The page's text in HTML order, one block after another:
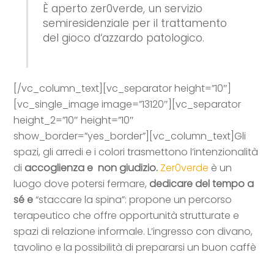
È aperto zer0verde, un servizio
semiresidenziale per il trattamento
del gioco d‘azzardo patologico.
[/vc_column_text][vc_separator height=”10″]
[vc_single_image image=”13120″][vc_separator
height_2=”10″ height=”10″
show_border=”yes_border”][vc_column_text]Gli
spazi, gli arredi e i colori trasmettono l’intenzionalità
di accoglienza e non giudizio. Zer0verde è un
luogo dove potersi fermare, dedicare del tempo a
sé e“staccare la spina”: propone un percorso
terapeutico che offre opportunità strutturate e
spazi di relazione informale. L’ingresso con divano,
tavolino e la possibilità di prepararsi un buon caffè